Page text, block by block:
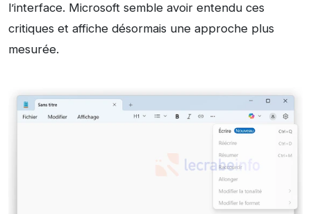
l’interface. Microsoft semble avoir entendu ces
critiques et affiche désormais une approche plus
mesurée.